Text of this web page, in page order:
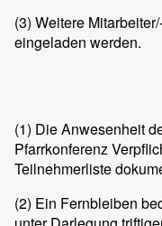
(3) Weitere
eingeladen werden.
(1) Die Anwesenheit
Pfarrkonferenz
Teilnehmerliste
(2) Ein Fernbleiben